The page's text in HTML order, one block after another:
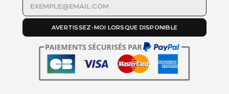
AVERTISSEZ-MOI LORSQUE DISPONIBLE